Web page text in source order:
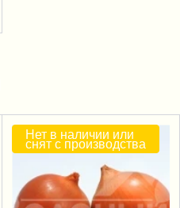
Нет в наличии или
снят с производства